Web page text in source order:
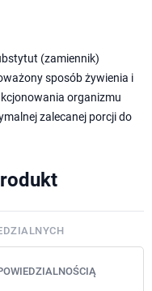
(zamiennik)
sposób żywienia i
organizmu
zalecanej porcji do